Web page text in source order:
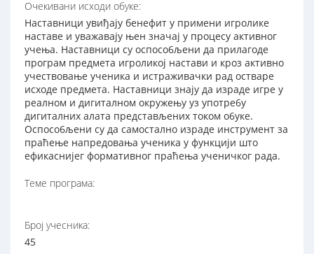
Очекивани исходи обуке:
Наставници увиђају бенефит у примени игролике
наставе и уважавају њен значај у процесу активног
учења. Наставници су оспосо6љени да прилагоде
програм предмета игроликој настави и кроз активно
учествовање ученика и истраживачки рад остваре
исходе предмета. Наставници знају да израде игре у
реалном и дигиталном окружењу уз употре6у
дигиталних алата представљених током о6уке.
Оспосо6љени су да самостално израде инструмент за
праћење напредовања ученика у функцији што
ефикаснијег формативног праћења ученичког рада.
Теме програма:
Број учесника:
45